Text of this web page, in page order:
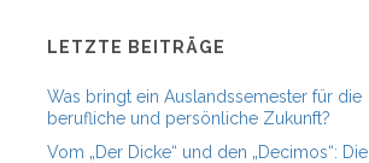
LETZTE BEITRÄGE
Was bringt ein Auslandssemester für die
berufliche und persönliche Zukunft?
Vom „Der Dicke“ und den „Decimos“: Die